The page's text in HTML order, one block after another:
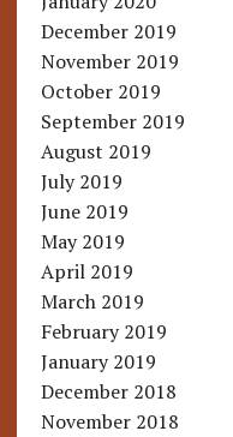
December 2019
November 2019
October 2019
September 2019
August 2019
July 2019
June 2019
May 2019
April 2019
March 2019
February 2019
January 2019
December 2018
November 2018